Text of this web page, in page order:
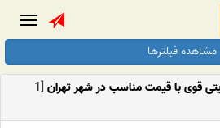
مشاهده فیلترها
قوی با قیمت مناسب در شهر تهران [1